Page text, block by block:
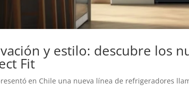
y estilo: descubre los
Fit
en Chile una nueva línea de refrigeradores